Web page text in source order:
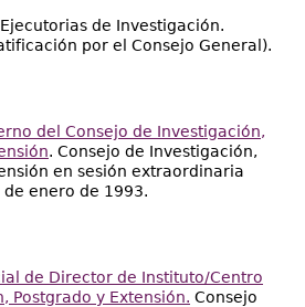
de Investigación.
por el Consejo General).
del Consejo de Investigación,
. Consejo de Investigación,
en sesión extraordinaria
de enero de 1993.
de Director de Instituto/Centro
Postgrado y Extensión. Consejo